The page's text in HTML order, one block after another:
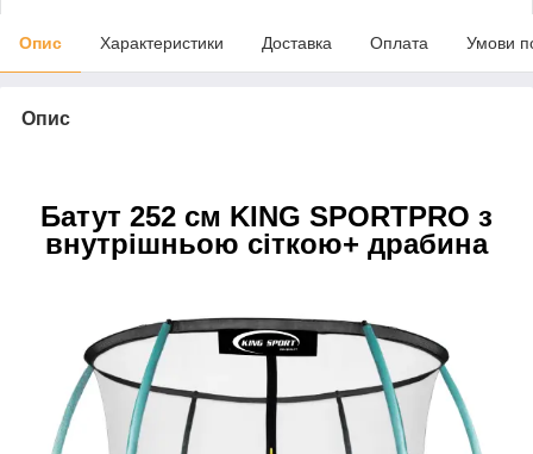
Опис Характеристики Доставка Оплата Умови
Опис
Батут 252 см KING SPORTPRO з
внутрішньою сіткою+ драбина